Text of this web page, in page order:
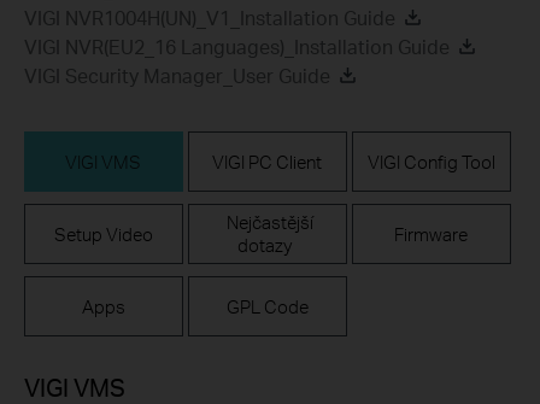
VIGI NVR1004H(UN)_V1_Installation Guide
VIGI NVR(EU2_16 Languages)_Installation Guide
VIGI Security Manager_User Guide
VIGI VMS VIGI PC Client VIGI Config Tool
Setup Video
Nejčastější
dotazy
Firmware
Apps GPL Code
VIGI VMS